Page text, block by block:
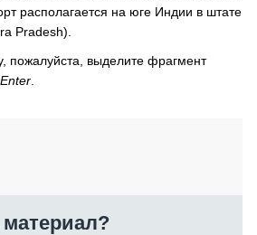
располагается на юге Индии в штате
Pradesh).
пожалуйста, выделите фрагмент